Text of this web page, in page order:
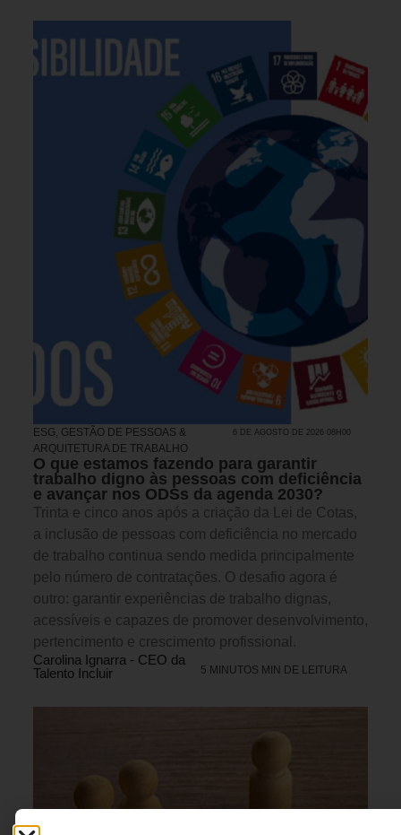
ESG, GESTÃO DE PESSOAS &
ARQUITETURA DE TRABALHO
6 DE AGOSTO DE 2026 08H00
O que estamos fazendo para garantir
trabalho digno às pessoas com deficiência
e avançar nos ODSs da agenda 2030?
Trinta e cinco anos após a criação da Lei de Cotas,
a inclusão de pessoas com deficiência no mercado
de trabalho continua sendo medida principalmente
pelo número de contratações. O desafio agora é
outro: garantir experiências de trabalho dignas,
acessíveis e capazes de promover desenvolvimento,
pertencimento e crescimento profissional.
Carolina Ignarra - CEO da
Talento Incluir
5 MINUTOS MIN DE LEITURA